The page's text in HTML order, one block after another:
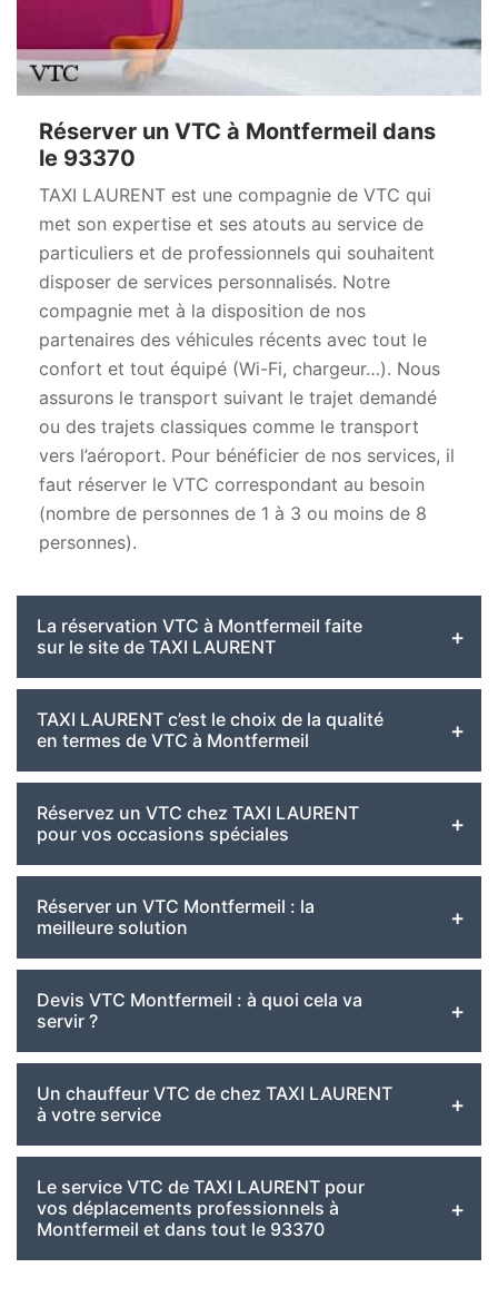
Réserver un VTC à Montfermeil dans
le 93370
TAXI LAURENT est une compagnie de VTC qui
met son expertise et ses atouts au service de
particuliers et de professionnels qui souhaitent
disposer de services personnalisés. Notre
compagnie met à la disposition de nos
partenaires des véhicules récents avec tout le
confort et tout équipé (Wi-Fi, chargeur…). Nous
assurons le transport suivant le trajet demandé
ou des trajets classiques comme le transport
vers l’aéroport. Pour bénéficier de nos services, il
faut réserver le VTC correspondant au besoin
(nombre de personnes de 1 à 3 ou moins de 8
personnes).
La réservation VTC à Montfermeil faite
sur le site de TAXI LAURENT
TAXI LAURENT c’est le choix de la qualité
en termes de VTC à Montfermeil
Réservez un VTC chez TAXI LAURENT
pour vos occasions spéciales
Réserver un VTC Montfermeil : la
meilleure solution
Devis VTC Montfermeil : à quoi cela va
servir ?
Un chauffeur VTC de chez TAXI LAURENT
à votre service
Le service VTC de TAXI LAURENT pour
vos déplacements professionnels à
Montfermeil et dans tout le 93370